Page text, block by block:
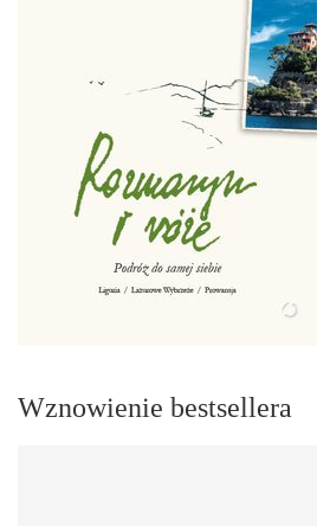
Wznowienie bestsellera